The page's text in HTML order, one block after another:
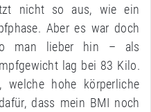
nicht so aus, wie ein
Aber es war doch
man lieber hin – als
lag bei 83 Kilo.
welche hohe körperliche
dass mein BMI noch